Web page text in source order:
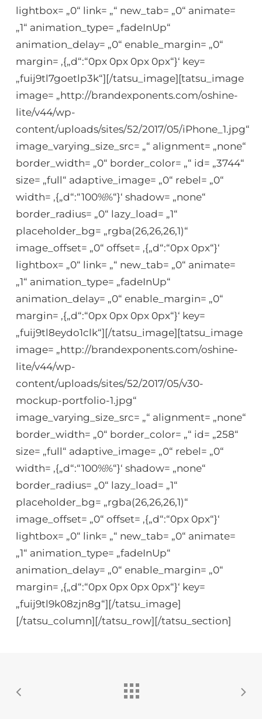
lightbox= „0“ link= „“ new_tab= „0“ animate=
„1“ animation_type= „fadeInUp“
animation_delay= „0“ enable_margin= „0“
margin= ‚{„d“:“0px 0px 0px 0px“}‘ key=
„fuij9tl7goetlp3k“][/tatsu_image][tatsu_image
image= „http://brandexponents.com/oshine-
lite/v44/wp-
content/uploads/sites/52/2017/05/iPhone_1.jpg“
image_varying_size_src= „“ alignment= „none“
border_width= „0“ border_color= „“ id= „3744“
size= „full“ adaptive_image= „0“ rebel= „0“
width= ‚{„d“:“100%%“}‘ shadow= „none“
border_radius= „0“ lazy_load= „1“
placeholder_bg= „rgba(26,26,26,1)“
image_offset= „0“ offset= ‚{„d“:“0px 0px“}‘
lightbox= „0“ link= „“ new_tab= „0“ animate=
„1“ animation_type= „fadeInUp“
animation_delay= „0“ enable_margin= „0“
margin= ‚{„d“:“0px 0px 0px 0px“}‘ key=
„fuij9tl8eydo1clk“][/tatsu_image][tatsu_image
image= „http://brandexponents.com/oshine-
lite/v44/wp-
content/uploads/sites/52/2017/05/v30-
mockup-portfolio-1.jpg“
image_varying_size_src= „“ alignment= „none“
border_width= „0“ border_color= „“ id= „258“
size= „full“ adaptive_image= „0“ rebel= „0“
width= ‚{„d“:“100%%“}‘ shadow= „none“
border_radius= „0“ lazy_load= „1“
placeholder_bg= „rgba(26,26,26,1)“
image_offset= „0“ offset= ‚{„d“:“0px 0px“}‘
lightbox= „0“ link= „“ new_tab= „0“ animate=
„1“ animation_type= „fadeInUp“
animation_delay= „0“ enable_margin= „0“
margin= ‚{„d“:“0px 0px 0px 0px“}‘ key=
„fuij9tl9k08zjn8g“][/tatsu_image]
[/tatsu_column][/tatsu_row][/tatsu_section]